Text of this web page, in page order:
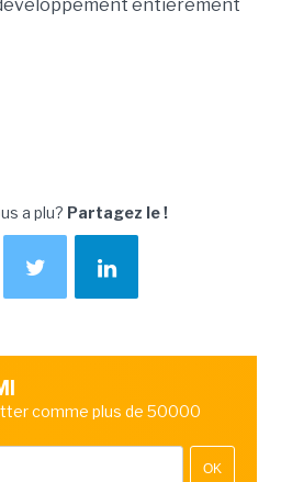
entièrement
a plu? Partagez le !
comme plus de 50000
OK